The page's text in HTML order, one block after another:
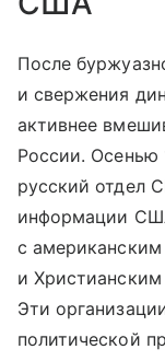
После
и свержения
активнее
России. Осенью
русский отдел
информации
с
и
Эти
политической